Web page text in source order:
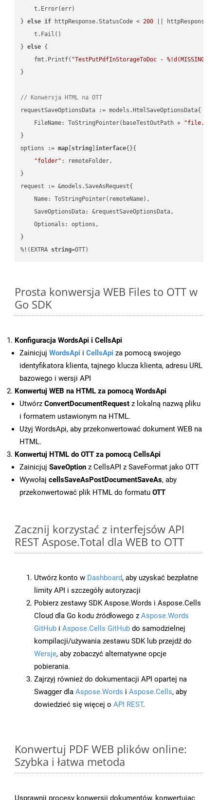
    t.Error(err)
} else if httpResponse.StatusCode < 200 ||
    t.Fail()
} else {
    fmt.Printf(
"TestPutPdfInStorageToDoc - %!d(MISSING)\n"
}
// Konwersja HTML na OTT
requestSaveOptionsData := models.HtmlSaveOptionsData{
    FileName: ToStringPointer(baseTestOutPath +
}
options := map string ]interface{}{
"folder" : remoteFolder,
}
request := &models.SaveAsRequest{
    Name: ToStringPointer(remoteName),
    SaveOptionsData: &requestSaveOptionsData,
    Optionals: options,
}
%!(EXTRA string=OTT)
Prosta konwersja WEB Files to OTT w
Go SDK
Konfiguracja WordsApi i CellsApi
Zainicjuj WordsApi i CellsApi za pomocą swojego
identyfikatora klienta, tajnego klucza klienta, adresu URL
bazowego i wersji API
Konwertuj WEB na HTML za pomocą WordsApi
Utwórz ConvertDocumentRequest z lokalną nazwą pliku
i formatem ustawionym na HTML.
Użyj WordsApi, aby przekonwertować dokument WEB na
HTML.
Konwertuj HTML do OTT za pomocą CellsApi
Zainicjuj SaveOption z CellsAPI z SaveFormat jako OTT
Wywołaj cellsSaveAsPostDocumentSaveAs, aby
przekonwertować plik HTML do formatu OTT
Zacznij korzystać z interfejsów API
REST Aspose.Total dla WEB to OTT
Utwórz konto w Dashboard, aby uzyskać bezpłatne
limity API i szczegóły autoryzacji
Pobierz zestawy SDK Aspose.Words i Aspose.Cells
Cloud dla Go kodu źródłowego z Aspose.Words
GitHub i Aspose.Cells GitHub do samodzielnej
kompilacji/używania zestawu SDK lub przejdź do
Wersje, aby zobaczyć alternatywne opcje
pobierania.
Zajrzyj również do dokumentacji API opartej na
Swagger dla Aspose.Words i Aspose.Cells, aby
dowiedzieć się więcej o API REST.
Konwertuj PDF WEB plików online:
Szybka i łatwa metoda
Usprawnij procesy konwersji dokumentów, konwertując